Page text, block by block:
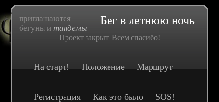
приглашаются
бегуны итандемы
Бег в летнюю ночь
Проект закрыт. Всем спасибо!
На старт! Положение Маршрут
Регистрация Как это было SOS!